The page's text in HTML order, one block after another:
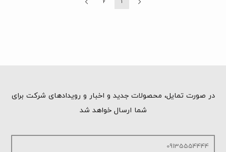
1
2
در صورت تمایل، محصولات جدید و اخبار و رویدادهای شرکت برای
شما ارسال خواهد شد